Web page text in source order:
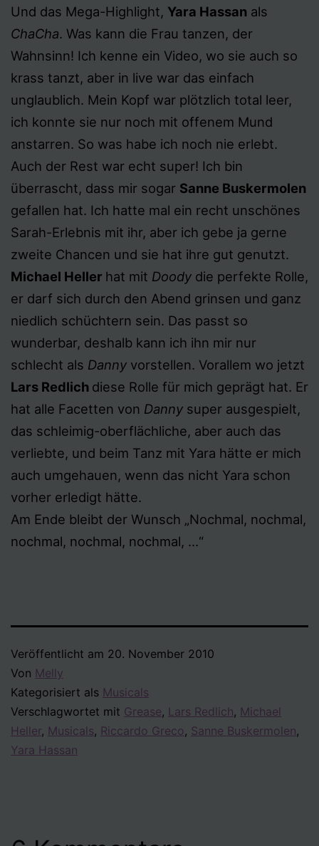
Und das Mega-Highlight, Yara Hassan als
ChaCha. Was kann die Frau tanzen, der
Wahnsinn! Ich kenne ein Video, wo sie auch so
krass tanzt, aber in live war das einfach
unglaublich. Mein Kopf war plötzlich total leer,
ich konnte sie nur noch mit offenem Mund
anstarren. So was habe ich noch nie erlebt.
Auch der Rest war echt super! Ich bin
überrascht, dass mir sogar Sanne Buskermolen
gefallen hat. Ich hatte mal ein recht unschönes
Sarah-Erlebnis mit ihr, aber ich gebe ja gerne
zweite Chancen und sie hat ihre gut genutzt.
Michael Heller hat mit Doody die perfekte Rolle,
er darf sich durch den Abend grinsen und ganz
niedlich schüchtern sein. Das passt so
wunderbar, deshalb kann ich ihn mir nur
schlecht als Danny vorstellen. Vorallem wo jetzt
Lars Redlich diese Rolle für mich geprägt hat. Er
hat alle Facetten von Danny super ausgespielt,
das schleimig-oberflächliche, aber auch das
verliebte, und beim Tanz mit Yara hätte er mich
auch umgehauen, wenn das nicht Yara schon
vorher erledigt hätte.
Am Ende bleibt der Wunsch „Nochmal, nochmal,
nochmal, nochmal, nochmal, …“
Veröffentlicht am 20. November 2010
Von Melly
Kategorisiert als Musicals
Verschlagwortet mit Grease, Lars Redlich, Michael
Heller, Musicals, Riccardo Greco, Sanne Buskermolen,
Yara Hassan